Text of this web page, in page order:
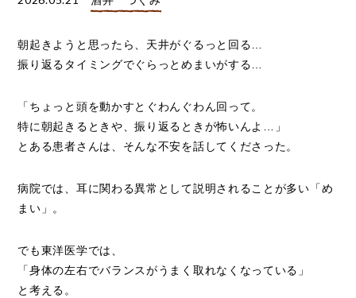
朝起きようと思ったら、天井がぐるっと回る…
振り返るタイミングでぐらっとめまいがする…
「ちょっと頭を動かすとぐわんぐわん回って。
特に朝起きるときや、振り返るときが怖いんよ…」
とある患者さんは、そんな不安を話してくださった。
病院では、耳に関わる異常として説明されることが多い「め
まい」。
でも東洋医学では、
「身体の左右でバランスがうまく取れなくなっている」
と考える。